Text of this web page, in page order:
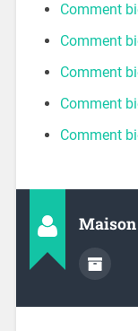
Comment
Comment
Comment
Comment
Comment
Maison